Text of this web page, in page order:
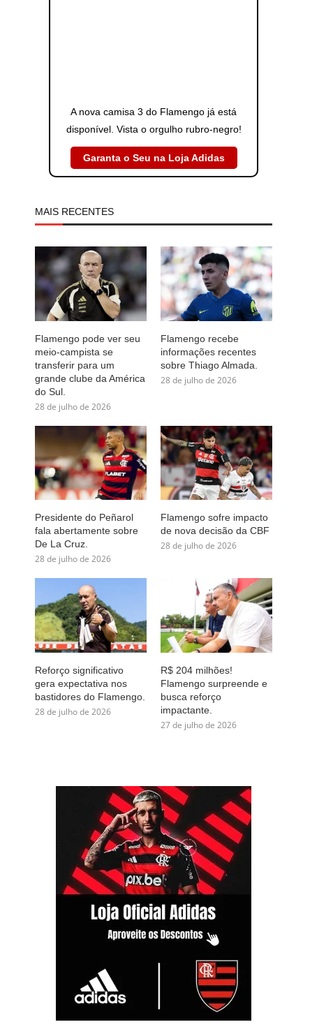
A nova camisa 3 do Flamengo já está
disponível. Vista o orgulho rubro-negro!
Garanta o Seu na Loja Adidas
MAIS RECENTES
Flamengo pode ver seu
meio-campista se
transferir para um
grande clube da América
do Sul.
28 de julho de 2026
Flamengo recebe
informações recentes
sobre Thiago Almada.
28 de julho de 2026
Presidente do Peñarol
fala abertamente sobre
De La Cruz.
28 de julho de 2026
Flamengo sofre impacto
de nova decisão da CBF
28 de julho de 2026
Reforço significativo
gera expectativa nos
bastidores do Flamengo.
28 de julho de 2026
R$ 204 milhões!
Flamengo surpreende e
busca reforço
impactante.
27 de julho de 2026